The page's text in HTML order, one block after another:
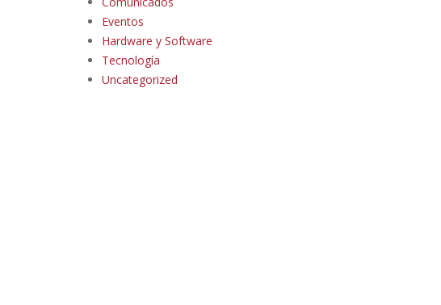
Eventos
Hardware y Software
Tecnología
Uncategorized